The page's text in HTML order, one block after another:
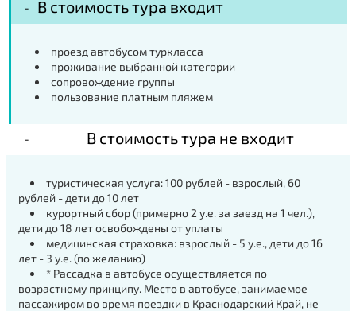
В стоимость тура входит
проезд автобусом туркласса
проживание выбранной категории
сопровождение группы
пользование платным пляжем
В стоимость тура не входит
туристическая услуга: 100 рублей - взрослый, 60
рублей - дети до 10 лет
курортный сбор (примерно 2 у.е. за заезд на 1 чел.),
дети до 18 лет освобождены от уплаты
медицинская страховка: взрослый - 5 у.е., дети до 16
лет - 3 у.е. (по желанию)
* Рассадка в автобусе осуществляется по
возрастному принципу. Место в автобусе, занимаемое
пассажиром во время поездки в Краснодарский Край, не